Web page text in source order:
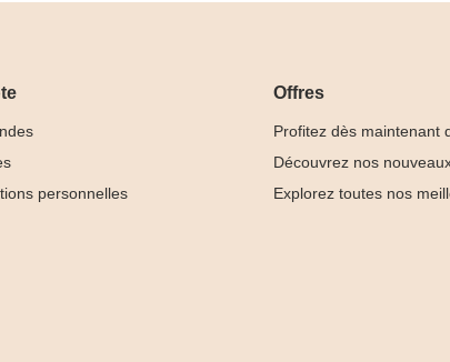
personnelles
Offres
Profitez dès maintenant
Découvrez nos
Explorez toutes nos